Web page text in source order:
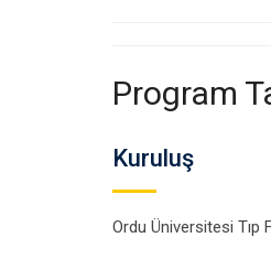
Program
Kuruluş
Ordu Üniversitesi Tıp